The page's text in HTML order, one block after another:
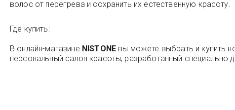
волос от перегрева и сохранить их естественную красоту.
Где купить:
В онлайн-магазине NISTONE вы можете выбрать и купить
персональный салон красоты, разработанный специально